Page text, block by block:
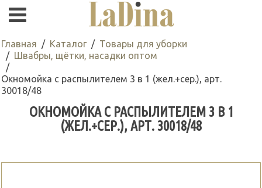
Главная Каталог
Товары для уборки
Швабры, щётки, насадки оптом
Окномойка с распылителем 3 в 1 (жел.+сер.), арт.
30018/48
ОКНОМОЙКА С РАСПЫЛИТЕЛЕМ 3 В 1
(ЖЕЛ.+СЕР.), АРТ. 30018/48